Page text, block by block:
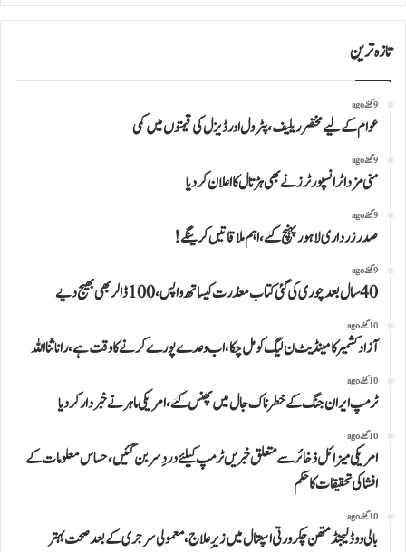
تازہ ترین
9 گھنٹے ago
عوام کے لیے مختصر ریلیف، پٹرول اور ڈیزل کی قیمتوں میں کمی
9 گھنٹے ago
منی مزداٹرانسپورٹرز نے بھی ہڑتال کااعلان کردیا
9 گھنٹے ago
صدرزرداری لاہور پہنچ گئے،اہم ملاقاتیں کرینگے!
9 گھنٹے ago
40سال بعدچوری کی گئی کتاب معذرت کیساتھ واپس،100ڈالر بھی بھیج دیے
10 گھنٹے ago
آزاد کشمیر کامینڈیٹ ن لیگ کو مل چکا،اب وعدے پورے کرنے کا وقت ہے،رانا ثنا اللہ
10 گھنٹے ago
ٹرمپ ایران جنگ کے خطرناک جال میں پھنس گئے، امریکی ماہر نے خبردار کردیا
10 گھنٹے ago
امریکی میزائل ذخائر سے متعلق خبریں ٹرمپ کیلئے دردِ سر بن گئیں،حساس معلومات کے
افشا کی تحقیقات کاحکم
10 گھنٹے ago
بالی ووڈ لیجنڈ متھن چکرورتی اسپتال میں زیرِ علاج، معمولی سرجری کے بعد صحت بہتر